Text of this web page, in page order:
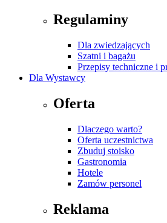
Regulaminy
Dla zwiedzających
Szatni i bagażu
Przepisy techniczne i
Dla Wystawcy
Oferta
Dlaczego warto?
Oferta uczestnictwa
Zbuduj stoisko
Gastronomia
Hotele
Zamów personel
Reklama